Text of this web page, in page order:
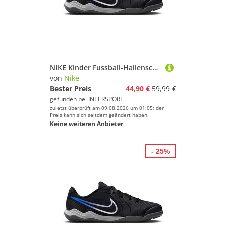
NIKE Kinder Fussball-Hallenschuhe JR LEGEND 10 ACADEMY IC
von Nike
Bester Preis
44,90 € 59,99 €
gefunden bei INTERSPORT
zuletzt überprüft am 09.08.2026 um 01:05; der
Preis kann sich seitdem geändert haben.
Keine weiteren Anbieter
- 25%